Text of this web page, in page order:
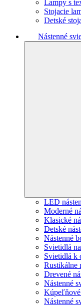
Lampy s
Stojacie
Detské
Nástenné
LED
Moderné
Klasické
Detské
Nástenné
Svietidlá
Svietidlá k
Rustikálne
Drevené
Nástenné
Kúpeľňové
Nástenné